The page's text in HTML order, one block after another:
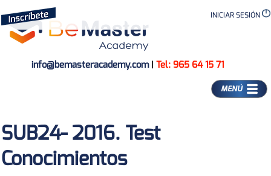
INICIAR SESIÓN
info@bemasteracademy.com| Tel: 965 64 15 71
MENÚ
SUB24- 2016. Test
Conocimientos